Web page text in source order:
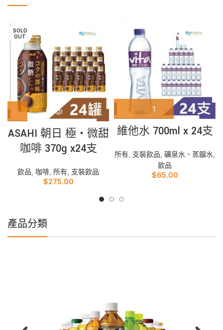
SOLD
OUT
ASAHI 朝日 極‧微甜
咖啡 370g x24支
飲品 咖啡 所有 支裝飲品
$275.00
維他水 700ml x 24支
所有 支裝飲品 礦泉水、蒸餾水
飲品
$65.00
產品分類